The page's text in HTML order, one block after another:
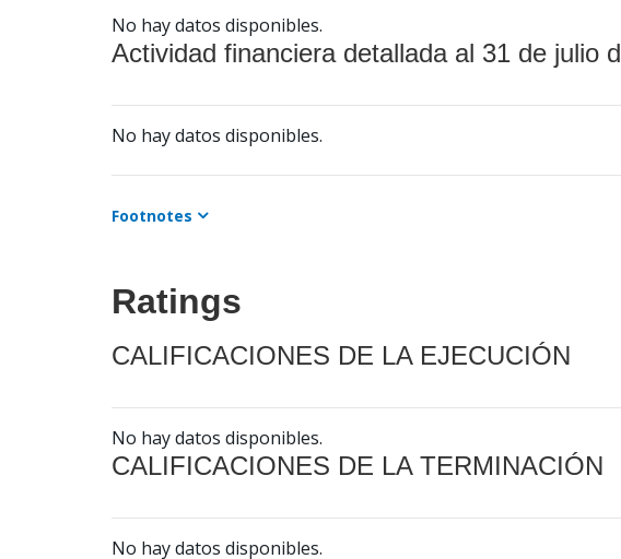
No hay datos disponibles.
Actividad financiera detallada al 31 de julio
No hay datos disponibles.
Footnotes
Ratings
CALIFICACIONES DE LA EJECUCIÓN
No hay datos disponibles.
CALIFICACIONES DE LA TERMINACIÓN
No hay datos disponibles.